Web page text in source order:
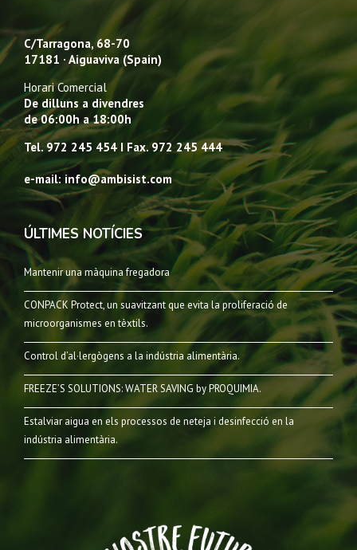
C/Tarragona, 68-70
17181 · Aiguaviva (Spain)
Horari Comercial
De dilluns a divendres
de 06:00h a 18:00h
Tel. 972 245 454 I Fax. 972 245 444
e-mail: info@ambisist.com
ÚLTIMES NOTÍCIES
Mantenir una màquina fregadora
CONPACK Protect, un suavitzant que evita la proliferació de
microorganismes en tèxtils.
Control d’al·lergògens a la indústria alimentària.
FREEZE’S SOLUTIONS: WATER SAVING by PROQUIMIA.
Estalviar aigua en els processos de neteja i desinfecció en la
indústria alimentària.